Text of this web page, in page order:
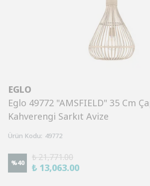
EGLO
Eglo 49772 "AMSFIELD" 35 Cm
Kahverengi Sarkıt Avize
Ürün Kodu: 49772
%40
₺ 21,771.00
₺ 13,063.00